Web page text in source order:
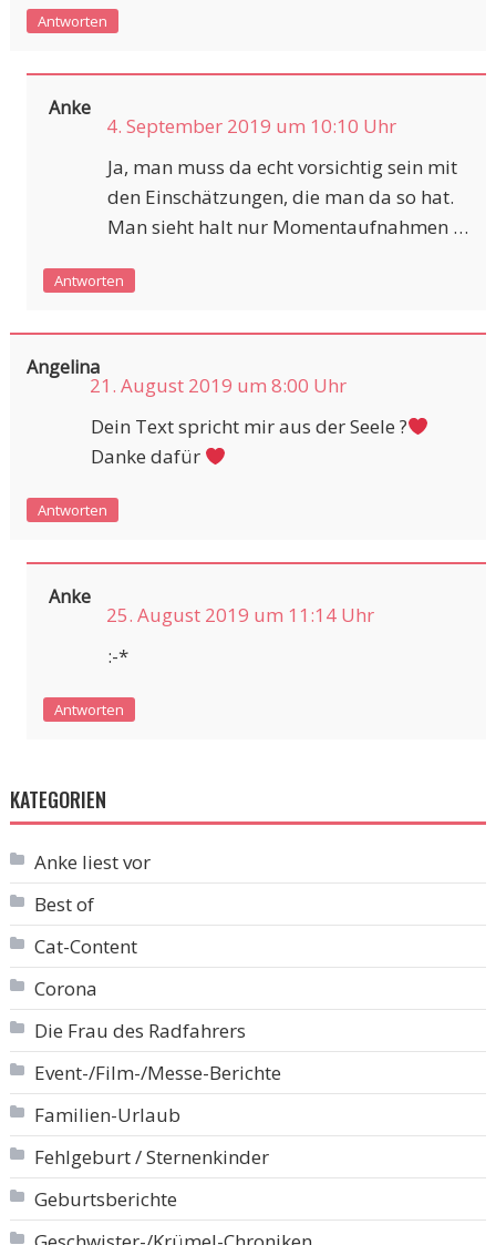
Antworten
Anke
4. September 2019 um 10:10 Uhr
Ja, man muss da echt vorsichtig sein mit
den Einschätzungen, die man da so hat.
Man sieht halt nur Momentaufnahmen …
Antworten
Angelina
21. August 2019 um 8:00 Uhr
Dein Text spricht mir aus der Seele ?
Danke dafür
Antworten
Anke
25. August 2019 um 11:14 Uhr
:-*
Antworten
KATEGORIEN
Anke liest vor
Best of
Cat-Content
Corona
Die Frau des Radfahrers
Event-/Film-/Messe-Berichte
Familien-Urlaub
Fehlgeburt / Sternenkinder
Geburtsberichte